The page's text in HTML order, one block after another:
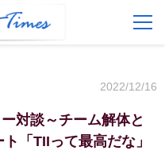
会員登録
2022/12/16
対談～チーム解体と
「TIIって最高だな」